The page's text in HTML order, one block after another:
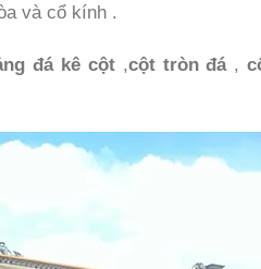
và cổ kính .
đá kê cột,cột tròn đá,